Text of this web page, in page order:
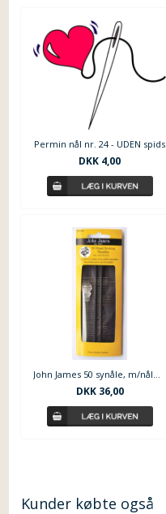
Permin nål nr. 24 - UDEN spids
DKK 4,00
DKK 36,00
Kunder købte også